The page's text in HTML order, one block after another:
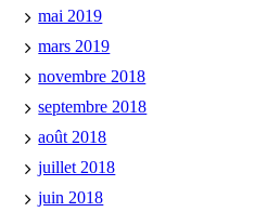
mai 2019
mars 2019
novembre 2018
septembre 2018
août 2018
juillet 2018
juin 2018